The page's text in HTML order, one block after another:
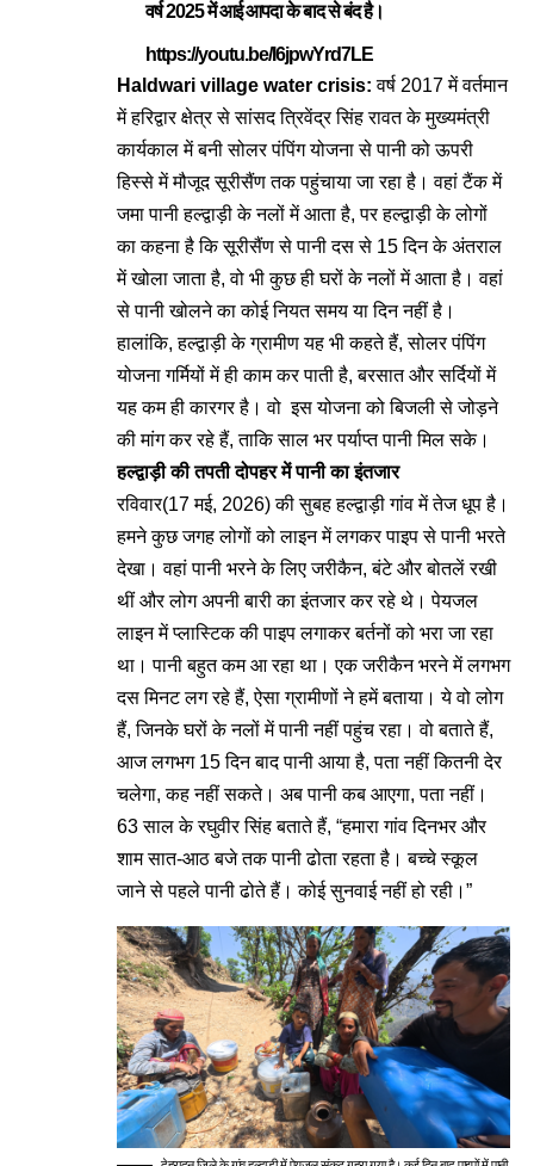
वर्ष 2025 में आई आपदा के बाद से बंद है।
https://youtu.be/I6jpwYrd7LE
Haldwari village water crisis:वर्ष 2017 में वर्तमान
में हरिद्वार क्षेत्र से सांसद त्रिवेंद्र सिंह रावत के मुख्यमंत्री
कार्यकाल में बनी सोलर पंपिंग योजना से पानी को ऊपरी
हिस्से में मौजूद सूरीसैंण तक पहुंचाया जा रहा है। वहां टैंक में
जमा पानी हल्द्वाड़ी के नलों में आता है, पर हल्द्वाड़ी के लोगों
का कहना है कि सूरीसैंण से पानी दस से 15 दिन के अंतराल
में खोला जाता है, वो भी कुछ ही घरों के नलों में आता है। वहां
से पानी खोलने का कोई नियत समय या दिन नहीं है।
हालांकि, हल्द्वाड़ी के ग्रामीण यह भी कहते हैं, सोलर पंपिंग
योजना गर्मियों में ही काम कर पाती है, बरसात और सर्दियों में
यह कम ही कारगर है। वो इस योजना को बिजली से जोड़ने
की मांग कर रहे हैं, ताकि साल भर पर्याप्त पानी मिल सके।
हल्द्वाड़ी की तपती दोपहर में पानी का इंतजार
रविवार(17 मई, 2026) की सुबह हल्द्वाड़ी गांव में तेज धूप है।
हमने कुछ जगह लोगों को लाइन में लगकर पाइप से पानी भरते
देखा। वहां पानी भरने के लिए जरीकैन, बंटे और बोतलें रखी
थीं और लोग अपनी बारी का इंतजार कर रहे थे। पेयजल
लाइन में प्लास्टिक की पाइप लगाकर बर्तनों को भरा जा रहा
था। पानी बहुत कम आ रहा था। एक जरीकैन भरने में लगभग
दस मिनट लग रहे हैं, ऐसा ग्रामीणों ने हमें बताया। ये वो लोग
हैं, जिनके घरों के नलों में पानी नहीं पहुंच रहा। वो बताते हैं,
आज लगभग 15 दिन बाद पानी आया है, पता नहीं कितनी देर
चलेगा, कह नहीं सकते। अब पानी कब आएगा, पता नहीं।
63 साल के रघुवीर सिंह बताते हैं, “हमारा गांव दिनभर और
शाम सात-आठ बजे तक पानी ढोता रहता है। बच्चे स्कूल
जाने से पहले पानी ढोते हैं। कोई सुनवाई नहीं हो रही।”